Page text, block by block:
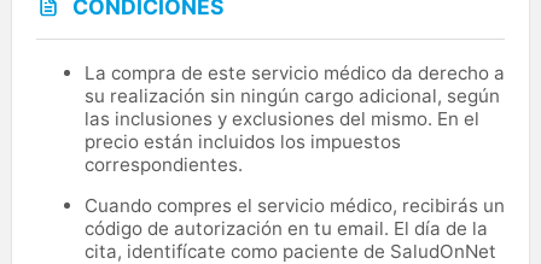
CONDICIONES
La compra de este servicio médico da derecho a
su realización sin ningún cargo adicional, según
las inclusiones y exclusiones del mismo. En el
precio están incluidos los impuestos
correspondientes.
Cuando compres el servicio médico, recibirás un
código de autorización en tu email. El día de la
cita, identifícate como paciente de SaludOnNet